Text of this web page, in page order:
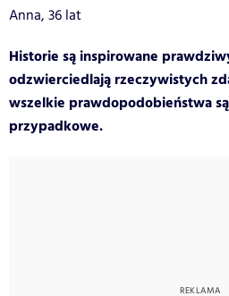
Anna, 36 lat
Historie są inspirowane
odzwierciedlają rzeczywistych
wszelkie prawdopodobieństwa
przypadkowe.